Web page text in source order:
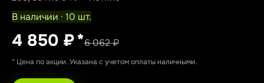
В наличии · 10 шт.
4 850 ₽*6 062 ₽
* Цена по акции. Указана с учетом оплаты наличными.